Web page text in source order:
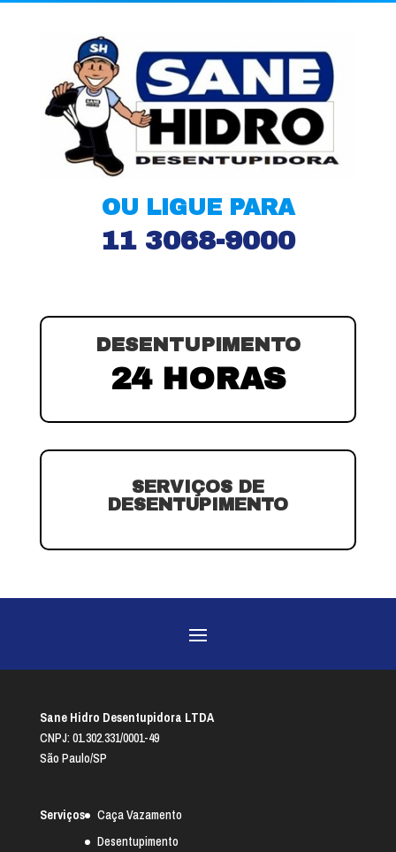
OU LIGUE PARA
11 3068-9000
DESENTUPIMENTO
24 HORAS
SERVIÇOS DE
DESENTUPIMENTO
Sane Hidro Desentupidora LTDA
CNPJ: 01.302.331/0001-49
São Paulo/SP
Serviços
Caça Vazamento
Desentupimento